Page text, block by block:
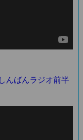
んばんラジオ前半